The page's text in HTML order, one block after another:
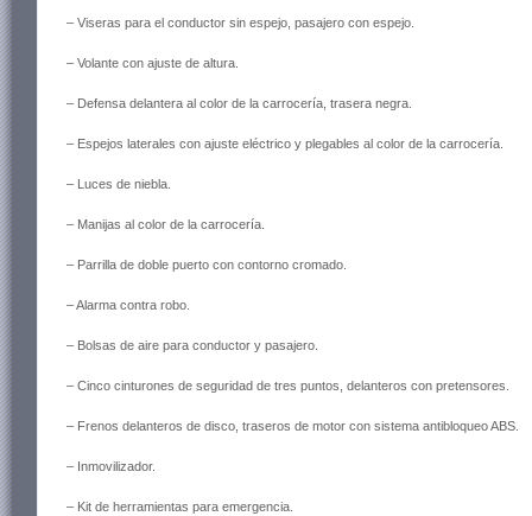
– Viseras para el conductor sin espejo, pasajero con espejo.
– Volante con ajuste de altura.
– Defensa delantera al color de la carrocería, trasera negra.
– Espejos laterales con ajuste eléctrico y plegables al color de la carrocería.
– Luces de niebla.
– Manijas al color de la carrocería.
– Parrilla de doble puerto con contorno cromado.
– Alarma contra robo.
– Bolsas de aire para conductor y pasajero.
– Cinco cinturones de seguridad de tres puntos, delanteros con pretensores.
– Frenos delanteros de disco, traseros de motor con sistema antibloqueo ABS.
– Inmovilizador.
– Kit de herramientas para emergencia.